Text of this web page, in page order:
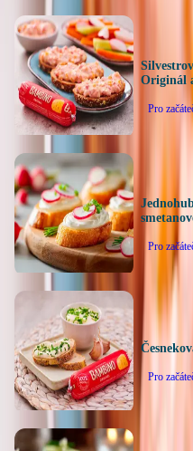
Originál
Pro
Pro
Pro